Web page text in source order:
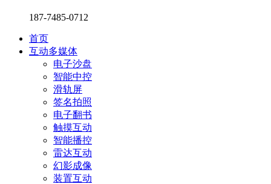
187-7485-0712
首页
互动多媒体
电子沙盘
智能中控
滑轨屏
签名拍照
电子翻书
触摸互动
智能播控
雷达互动
幻影成像
装置互动